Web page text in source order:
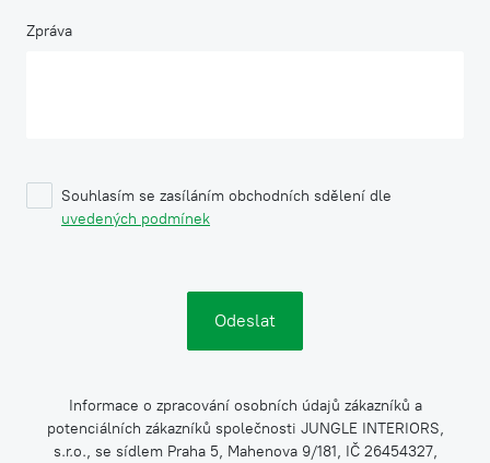
Zpráva
Souhlasím se zasíláním obchodních sdělení dle
uvedených podmínek
Informace o zpracování osobních údajů zákazníků a
potenciálních zákazníků společnosti JUNGLE INTERIORS,
s.r.o., se sídlem Praha 5, Mahenova 9/181, IČ 26454327,